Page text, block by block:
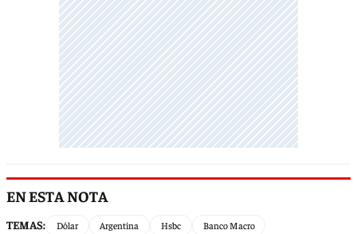
EN ESTA NOTA
TEMAS: Dólar Argentina Hsbc Banco Macro